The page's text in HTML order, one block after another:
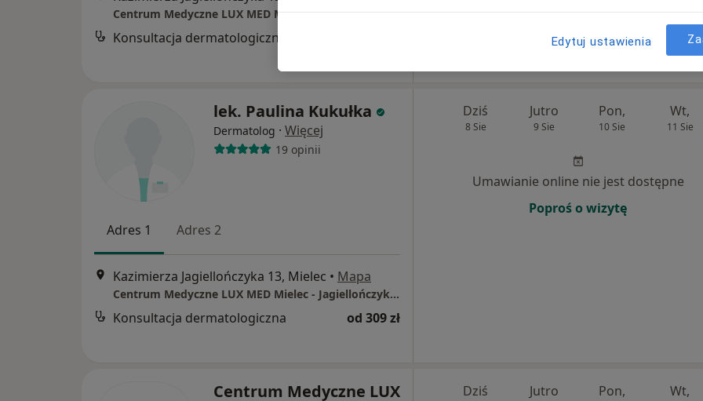
Konsultacja dermatologiczna
lek. Paulina Kukułka
Dermatolog · Więcej
19 opinii
Adres 1 Adres 2
Kazimierza Jagiellończyka 13, Mielec • Mapa
Centrum Medyczne LUX MED Mielec - Jagiellończyka 13
Konsultacja dermatologiczna od 309 zł
Dziś
8 Sie
Jutro
9 Sie
Pon,
10 Sie
Wt,
11 Sie
Umawianie online nie jest dostępne
Poproś o wizytę
Centrum Medyczne LUX
Dziś Jutro Pon, Wt,
Edytuj ustawienia